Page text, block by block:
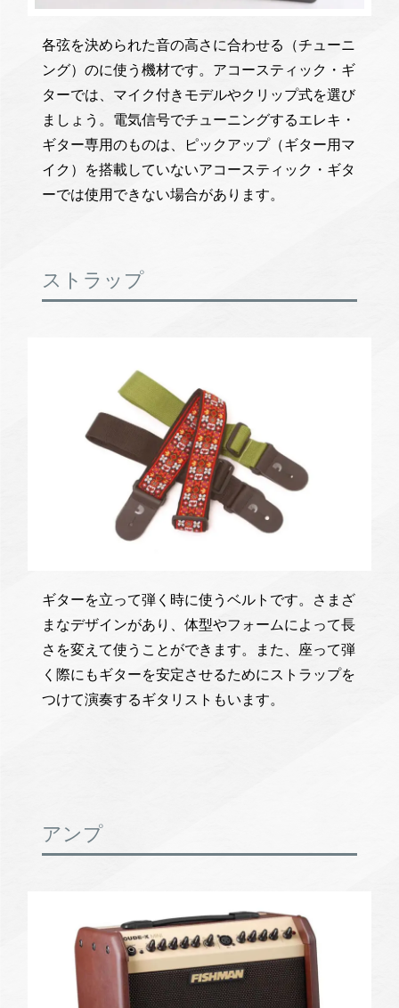
各弦を決められた音の高さに合わせる（チューニ
ング）のに使う機材です。アコースティック・ギ
ターでは、マイク付きモデルやクリップ式を選び
ましょう。電気信号でチューニングするエレキ・
ギター専用のものは、ピックアップ（ギター用マ
イク）を搭載していないアコースティック・ギタ
ーでは使用できない場合があります。
ストラップ
ギターを立って弾く時に使うベルトです。さまざ
まなデザインがあり、体型やフォームによって長
さを変えて使うことができます。また、座って弾
く際にもギターを安定させるためにストラップを
つけて演奏するギタリストもいます。
アンプ